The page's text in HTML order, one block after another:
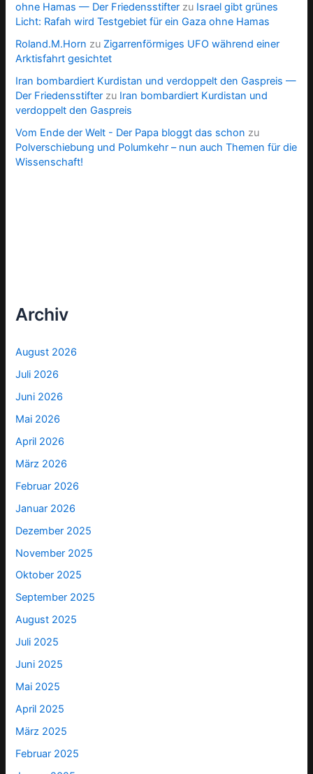
ohne Hamas — Der Friedensstifter zu Israel gibt grünes
Licht: Rafah wird Testgebiet für ein Gaza ohne Hamas
Roland.M.Horn zu Zigarrenförmiges UFO während einer
Arktisfahrt gesichtet
Iran bombardiert Kurdistan und verdoppelt den Gaspreis —
Der Friedensstifter zu Iran bombardiert Kurdistan und
verdoppelt den Gaspreis
Vom Ende der Welt - Der Papa bloggt das schon zu
Polverschiebung und Polumkehr – nun auch Themen für die
Wissenschaft!
Archiv
August 2026
Juli 2026
Juni 2026
Mai 2026
April 2026
März 2026
Februar 2026
Januar 2026
Dezember 2025
November 2025
Oktober 2025
September 2025
August 2025
Juli 2025
Juni 2025
Mai 2025
April 2025
März 2025
Februar 2025